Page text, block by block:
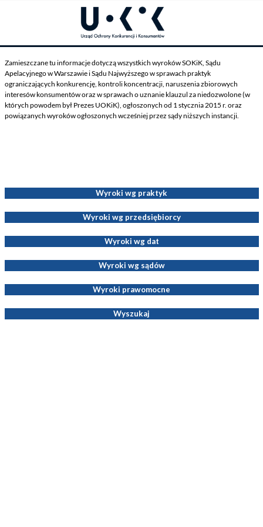
Zamieszczane tu informacje dotyczą wszystkich wyroków SOKiK, Sądu
Apelacyjnego w Warszawie i Sądu Najwyższego w sprawach praktyk
ograniczających konkurencję, kontroli koncentracji, naruszenia zbiorowych
interesów konsumentów oraz w sprawach o uznanie klauzul za niedozwolone (w
których powodem był Prezes UOKiK), ogłoszonych od 1 stycznia 2015 r. oraz
powiązanych wyroków ogłoszonych wcześniej przez sądy niższych instancji.
Wyroki wg praktyk
Wyroki wg przedsiębiorcy
Wyroki wg dat
Wyroki wg sądów
Wyroki prawomocne
Wyszukaj